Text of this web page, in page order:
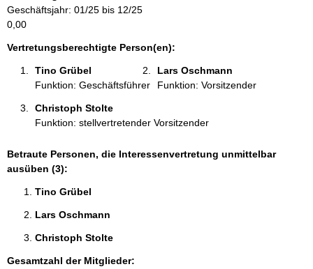
o
n
e
Geschäftsjahr: 01/25 bis 12/25
0,00
Vertretungsberechtigte Person(en):
Tino Grübel
Funktion: Geschäftsführer
Lars Oschmann
Funktion: Vorsitzender
Christoph Stolte
Funktion: stellvertretender Vorsitzender
Betraute Personen, die Interessenvertretung unmittelbar
ausüben (3):
Tino Grübel
Lars Oschmann
Christoph Stolte
Gesamtzahl der Mitglieder: